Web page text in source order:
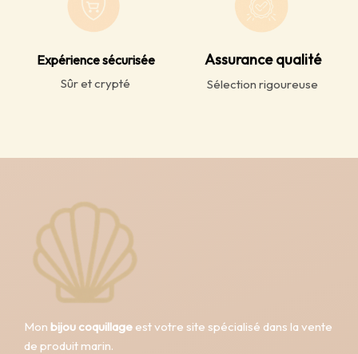
Expérience sécurisée
Sûr et crypté
Assurance qualité
Sélection rigoureuse
Mon bijou coquillage est votre site spécialisé dans la vente
de produit marin.